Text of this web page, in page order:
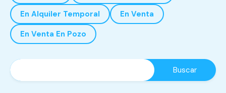
En Alquiler Temporal
En Venta
En Venta En Pozo